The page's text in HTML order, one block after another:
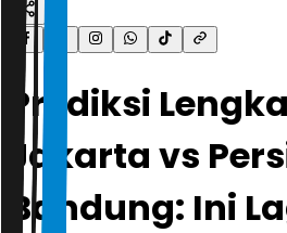
Prediksi
Jakarta vs
Bandung: Ini